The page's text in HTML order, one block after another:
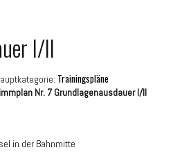
I/II
Trainingspläne
Nr. 7 Grundlagenausdauer I/II
in der Bahnmitte